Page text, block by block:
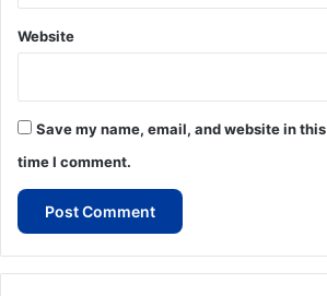
Website
Save my name, email, and website in
time I comment.